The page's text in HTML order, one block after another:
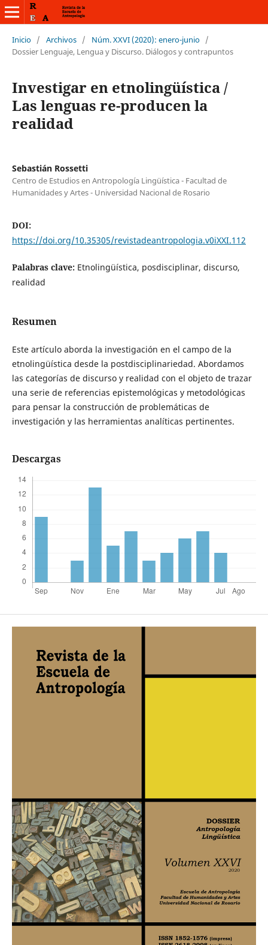
Inicio / Archivos / Núm. XXVI (2020): enero-junio /
Dossier Lenguaje, Lengua y Discurso. Diálogos y contrapuntos
Investigar en etnolingüística /
Las lenguas re-producen la
realidad
Sebastián Rossetti
Centro de Estudios en Antropología Lingüística - Facultad de
Humanidades y Artes - Universidad Nacional de Rosario
DOI:
https://doi.org/10.35305/revistadeantropologia.v0iXXI.112
Palabras clave: Etnolingüística, posdisciplinar, discurso,
realidad
Resumen
Este artículo aborda la investigación en el campo de la
etnolingüística desde la postdisciplinariedad. Abordamos
las categorías de discurso y realidad con el objeto de trazar
una serie de referencias epistemológicas y metodológicas
para pensar la construcción de problemáticas de
investigación y las herramientas analíticas pertinentes.
Descargas